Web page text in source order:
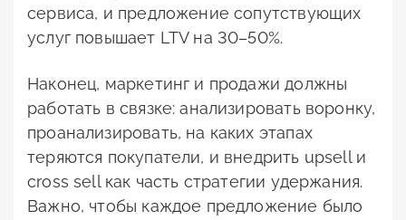
сервиса, и предложение сопутствующих
услуг повышает LTV на 30–50%.
Наконец, маркетинг и продажи должны
работать в связке: анализировать воронку,
проанализировать, на каких этапах
теряются покупатели, и внедрить upsell и
cross sell как часть стратегии удержания.
Важно, чтобы каждое предложение было